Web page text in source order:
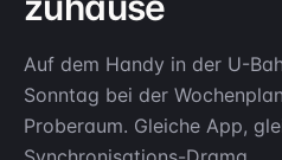
Auf dem Handy in der U-
Sonntag bei der
Proberaum. Gleiche App,